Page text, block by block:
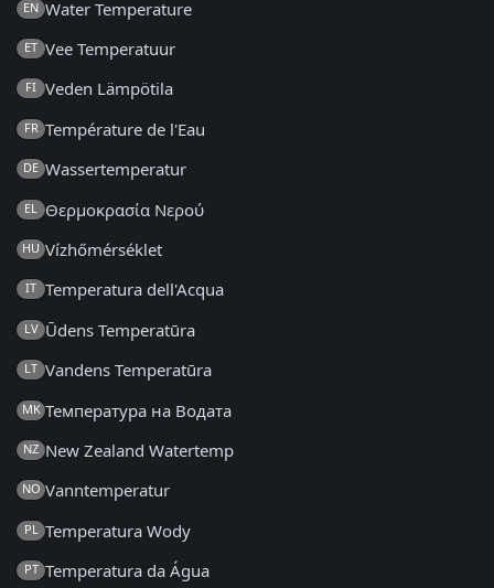
EN Water Temperature
ET Vee Temperatuur
FI Veden Lämpötila
FR Température de l'Eau
DE Wassertemperatur
EL Θερμοκρασία Νερού
HU Vízhőmérséklet
IT Temperatura dell'Acqua
LV Ūdens Temperatūra
LT Vandens Temperatūra
MK Температура на Водата
NZ New Zealand Watertemp
NO Vanntemperatur
PL Temperatura Wody
PT Temperatura da Água